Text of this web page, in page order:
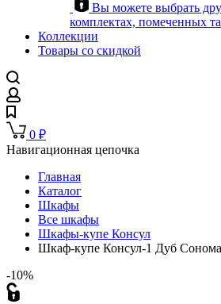
Вы можете выбрать
комплектах, помеченных
Коллекции
Товары со скидкой
0 ₽
Навигационная цепочка
Главная
Каталог
Шкафы
Все шкафы
Шкафы-купе Консул
Шкаф-купе Консул-1 Дуб
-10%